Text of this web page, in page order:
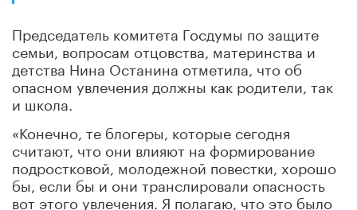
Председатель комитета Госдумы по защите
семьи, вопросам отцовства, материнства и
детства Нина Останина отметила, что об
опасном увлечения должны как родители, так
и школа.
«Конечно, те блогеры, которые сегодня
считают, что они влияют на формирование
подростковой, молодежной повестки, хорошо
бы, если бы и они транслировали опасность
вот этого увлечения. Я полагаю, что это было